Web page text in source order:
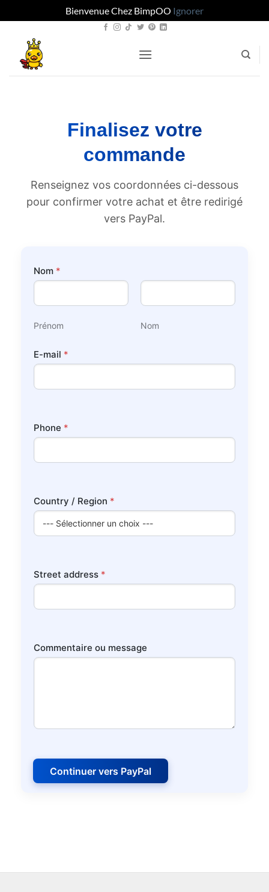
Bienvenue Chez BimpOO Ignorer
contenu
Finalisez votre
commande
Renseignez vos coordonnées ci-dessous
pour confirmer votre achat et être redirigé
vers PayPal.
*
C
m
e
t
a
r
Nom *
Prénom Nom
E-mail *
Phone *
Country / Region *
Street address *
Commentaire ou message
Continuer vers PayPal